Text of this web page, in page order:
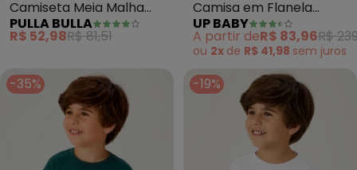
Camiseta Meia Malha
(Marinho)
PULLA BULLA
R$ 52,98R$ 81,51
Camisa em Flanela
Xadrez (Marrom)
UP BABY
A partir deR$ 83,96R$
ou 2x de R$ 41,98 sem juros
-35% -19%